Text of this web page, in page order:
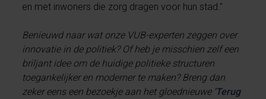
en met inwoners die zorg dragen voor hun stad."
Benieuwd naar wat onze VUB-experten zeggen over
innovatie in de politiek? Of heb je misschien zelf een
briljant idee om de huidige politieke structuren
toegankelijker en moderner te maken? Breng dan
zeker eens een bezoekje aan het gloednieuwe 'Terug